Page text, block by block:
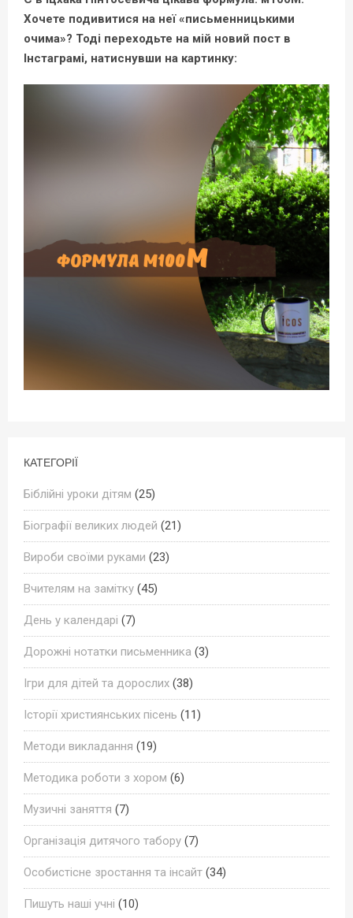
Хочете подивитися на неї «письменницькими
очима»? Тоді переходьте на мій новий пост в
Інстаграмі, натиснувши на картинку:
КАТЕГОРІЇ
Біблійні уроки дітям (25)
Біографії великих людей (21)
Вироби своїми руками (23)
Вчителям на замітку (45)
День у календарі (7)
Дорожні нотатки письменника (3)
Ігри для дітей та дорослих (38)
Історії християнських пісень (11)
Методи викладання (19)
Методика роботи з хором (6)
Музичні заняття (7)
Організація дитячого табору (7)
Особистісне зростання та інсайт (34)
Пишуть наші учні (10)